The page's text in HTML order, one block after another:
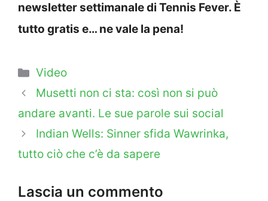
newsletter settimanale di Tennis Fever. È
tutto gratis e… ne vale la pena!
Categorie
Video
Musetti non ci sta: così non si può
andare avanti. Le sue parole sui social
Indian Wells: Sinner sfida Wawrinka,
tutto ciò che c’è da sapere
Lascia un commento